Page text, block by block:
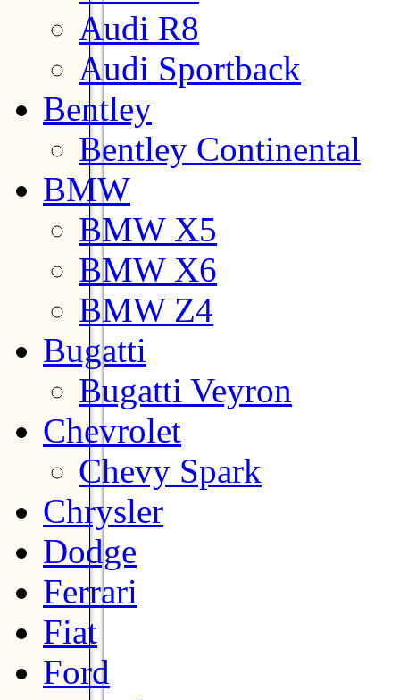
Audi R8
Audi Sportback
Bentley
Bentley Continental
BMW
BMW X5
BMW X6
BMW Z4
Bugatti
Bugatti Veyron
Chevrolet
Chevy Spark
Chrysler
Dodge
Ferrari
Fiat
Ford